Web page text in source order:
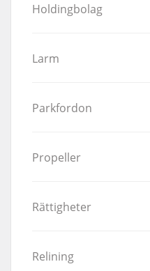
Holdingbolag
Larm
Parkfordon
Propeller
Rättigheter
Relining